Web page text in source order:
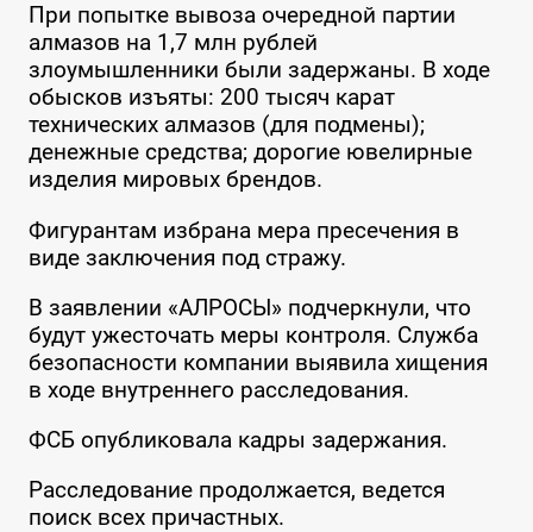
При попытке вывоза очередной партии
алмазов на 1,7 млн рублей
злоумышленники были задержаны. В ходе
обысков изъяты: 200 тысяч карат
технических алмазов (для подмены);
денежные средства; дорогие ювелирные
изделия мировых брендов.
Фигурантам избрана мера пресечения в
виде заключения под стражу.
В заявлении «АЛРОСЫ» подчеркнули, что
будут ужесточать меры контроля. Служба
безопасности компании выявила хищения
в ходе внутреннего расследования.
ФСБ опубликовала кадры задержания.
Расследование продолжается, ведется
поиск всех причастных.